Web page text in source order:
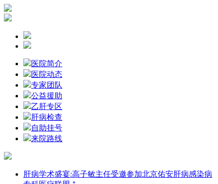
医院简介
医院动态
专家团队
公益援助
乙肝专区
肝病检查
自助挂号
来院路线
肝病学术盛宴:高子敏主任受邀参加北京佑安肝病感染病